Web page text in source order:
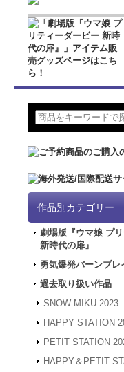
作品別カテゴリー
劇場版『ウマ娘 プ
新時代の扉』
勇気爆発バーンブレ
過去取り扱い作品
SNOW MIKU 2023
HAPPY STATION
PETIT STATION
HAPPY＆PETIT